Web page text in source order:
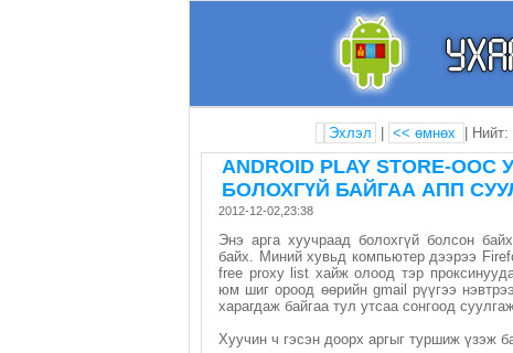
Эхлэл << өмнөх |
ANDROID PLAY STORE-
БОЛОХГҮЙ БАЙГАА АПП
2012-12-02,23:38
Энэ арга хуучраад болохгүй болсон
байх. Миний хувьд компьютер дээрээ
free proxy list хайж олоод тэр
юм шиг ороод өөрийн gmail рүүгээ
харагдаж байгаа тул утсаа сонгоод
Хуучин ч гэсэн доорх аргыг туршиж үзэж